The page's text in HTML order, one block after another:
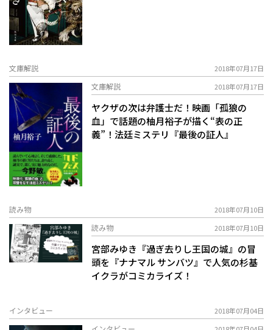
文庫解説 2018年07月17日
文庫解説 2018年07月17日
ヤクザの次は弁護士だ！映画「孤狼の
血」で話題の柚月裕子が描く“表の正
義”！法廷ミステリ『最後の証人』
読み物 2018年07月10日
読み物 2018年07月10日
宮部みゆき『過ぎ去りし王国の城』の冒
頭を『ナナマル サンバツ』で人気の杉基
イクラがコミカライズ！
インタビュー 2018年07月04日